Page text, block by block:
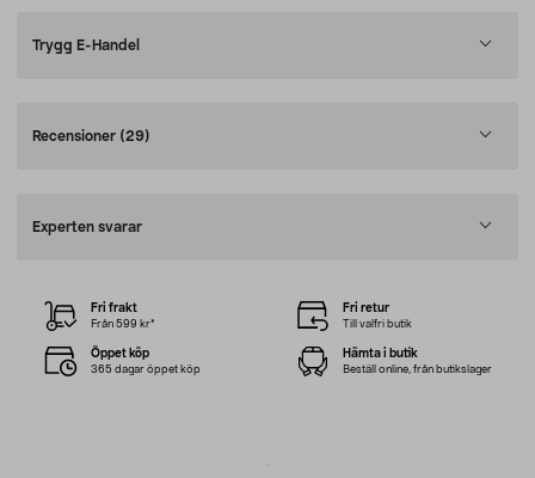
Trygg E-Handel
Recensioner (29)
Experten svarar
Fri frakt
Från 599 kr*
Fri retur
Till valfri butik
Öppet köp
365 dagar öppet köp
Hämta i butik
Beställ online, från butikslager